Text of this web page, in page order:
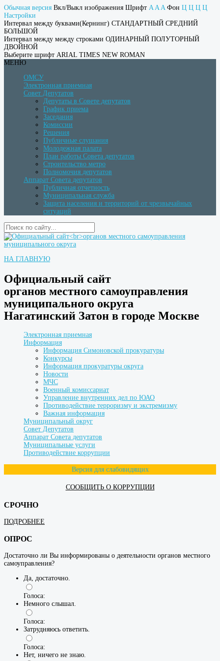
Обычная версия Вкл/Выкл изображения Шрифт A A A Фон Ц Ц Ц Ц
Настройки
Интервал между буквами(Кернинг) СТАНДАРТНЫЙ СРЕДНИЙ
БОЛЬШОЙ
Интервал между между строками ОДИНАРНЫЙ ПОЛУТОРНЫЙ
ДВОЙНОЙ
Выберите шрифт ARIAL TIMES NEW ROMAN
МЕНЮ
ОМСУ
Электронная приемная
Совет Депутатов
Депутаты в Совете депутатов
График приема
Заседания
Комиссии
Решения
Публичные слушания
Молодежная палата
План работы Совета депутатов
Строительство метро
Полномочия депутатов
Аппарат Совета депутатов
Публичная отчетность
Муниципальная служба
Защита населения и территорий от чрезвычайных
ситуаций
НА ГЛАВНУЮ
Официальный сайт
органов местного самоуправления
муниципального округа
Нагатинский Затон в городе Москве
Электронная приемная
Информация
Информация Симоновской прокуратуры
Конкурсы
Информация прокуратуры округа
Новости
МЧС
Военный комиссариат
Управление внутренних дел по ЮАО
Противодействие терроризму и экстремизму
Важная информация
Муниципальный округ
Совет Депутатов
Аппарат Совета депутатов
Муниципальные услуги
Противодействие коррупции
Версия для слабовидящих
СООБЩИТЬ О КОРРУПЦИИ
СРОЧНО
ПОДРОБНЕЕ
ОПРОС
Достаточно ли Вы информированы о деятельности органов местного
самоуправления?
Да, достаточно.
Голоса:
Немного слышал.
Голоса:
Затрудняюсь ответить.
Голоса:
Нет, ничего не знаю.